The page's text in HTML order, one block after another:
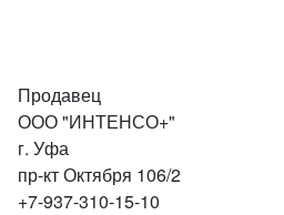
Продавец
ООО "ИНТЕНСО+"
г. Уфа
пр-кт Октября 106/2
+7-937-310-15-10